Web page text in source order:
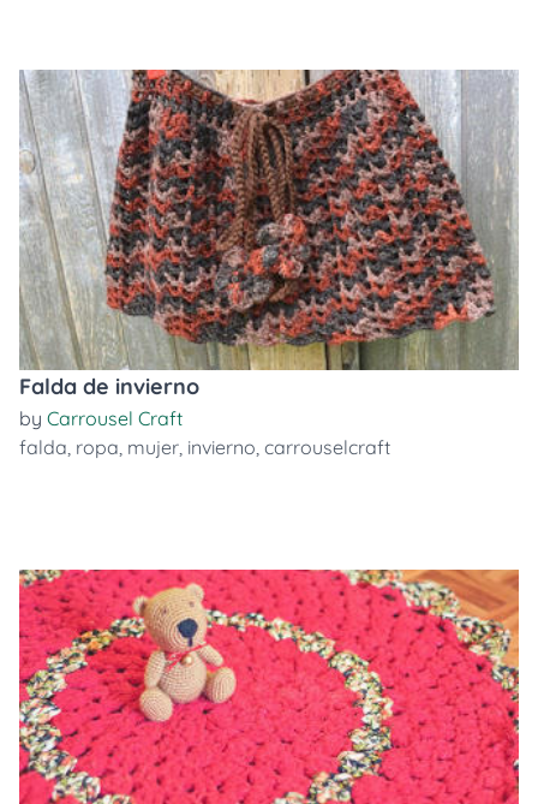
Falda de invierno
by Carrousel Craft
falda, ropa, mujer, invierno, carrouselcraft